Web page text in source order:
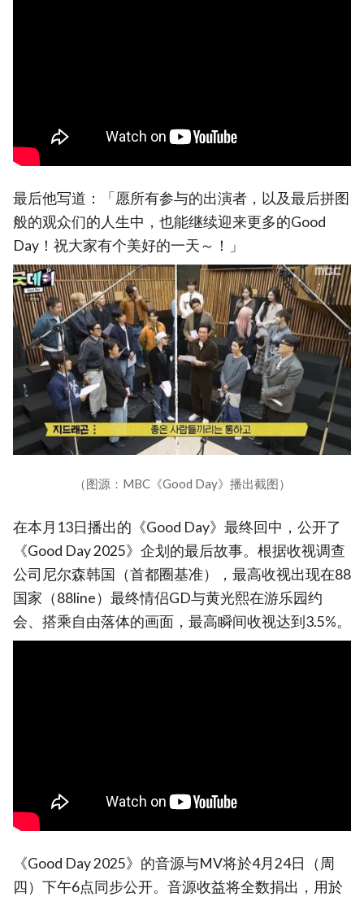
最后他写道：「愿所有参与的出演者，以及最后拼图
般的观众们的人生中，也能继续迎来更多的Good
Day！祝大家有个美好的一天～！」
（图源：MBC《Good Day》播出截图）
在本月13日播出的《Good Day》最终回中，公开了
《Good Day 2025》企划的最后故事。根据收视调查
公司尼尔森韩国（首都圈基准），最高收视出现在88
国家（88line）最终情侣GD与黄光熙在游乐园约
会、搭乘自由落体的画面，最高瞬间收视达到3.5%。
《Good Day 2025》的音源与MV将於4月24日（周
四）下午6点同步公开。音源收益将全数捐出，用於